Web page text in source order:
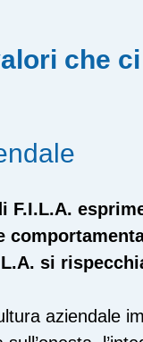
che
F.I.L.A.
si
aziendale